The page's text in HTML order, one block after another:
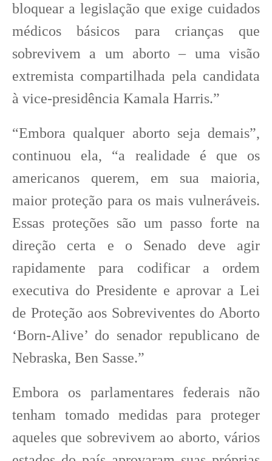
bloquear a legislação que exige cuidados
médicos básicos para crianças que
sobrevivem a um aborto – uma visão
extremista compartilhada pela candidata
à vice-presidência Kamala Harris.”
“Embora qualquer aborto seja demais”,
continuou ela, “a realidade é que os
americanos querem, em sua maioria,
maior proteção para os mais vulneráveis.
Essas proteções são um passo forte na
direção certa e o Senado deve agir
rapidamente para codificar a ordem
executiva do Presidente e aprovar a Lei
de Proteção aos Sobreviventes do Aborto
‘Born-Alive’ do senador republicano de
Nebraska, Ben Sasse.”
Embora os parlamentares federais não
tenham tomado medidas para proteger
aqueles que sobrevivem ao aborto, vários